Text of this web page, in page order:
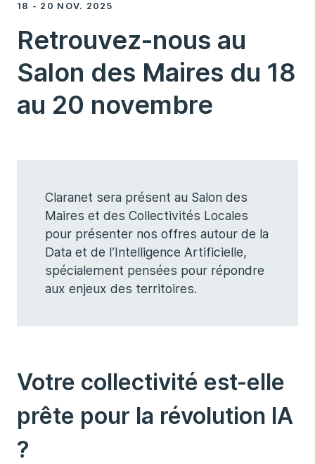
18 - 20 NOV. 2025
Retrouvez-nous au
Salon des Maires du 18
au 20 novembre
Claranet sera présent au Salon des
Maires et des Collectivités Locales
pour présenter nos offres autour de la
Data et de l’Intelligence Artificielle,
spécialement pensées pour répondre
aux enjeux des territoires.
Votre collectivité est-elle
prête pour la révolution IA
?